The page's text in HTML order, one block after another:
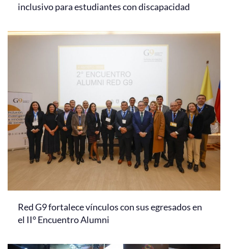
inclusivo para estudiantes con discapacidad
Red G9 fortalece vínculos con sus egresados en
el II° Encuentro Alumni